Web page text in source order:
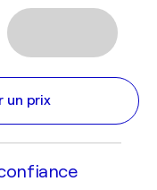
un prix